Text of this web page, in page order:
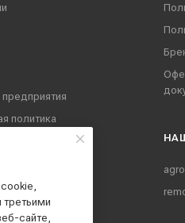
политика
сайте,